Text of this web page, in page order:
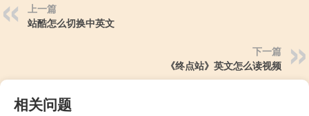
上一篇
站酷怎么切换中英文
下一篇
《终点站》英文怎么读视频
相关问题